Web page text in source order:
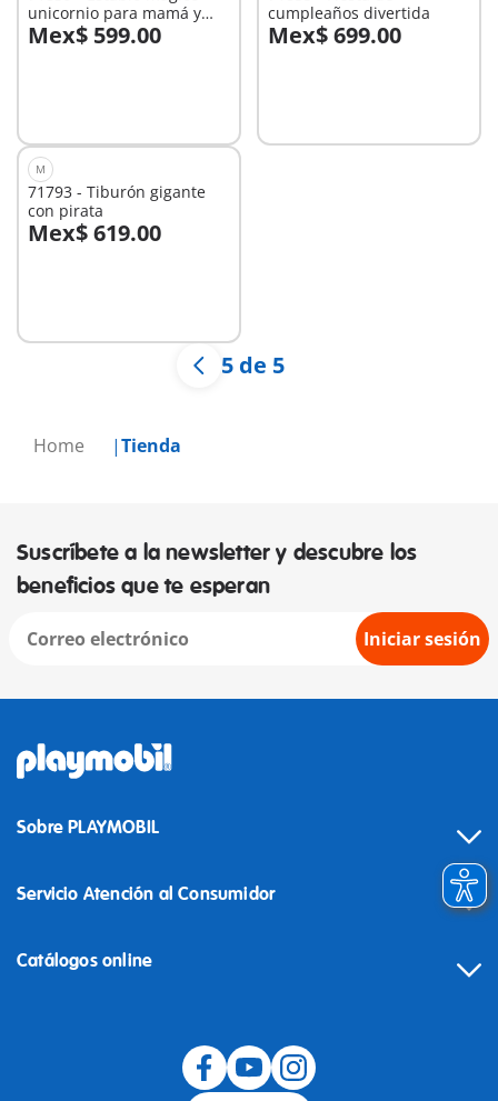
Home Tienda
unicornio para mamá y
potro
Mex$ 599.00
cumpleaños divertida
Mex$ 699.00
M
71793 - Tiburón gigante
con pirata
Mex$ 619.00
5 de 5
Suscríbete a la newsletter y descubre los
beneficios que te esperan
Iniciar sesión
Sobre PLAYMOBIL
Servicio Atención al Consumidor
Catálogos online